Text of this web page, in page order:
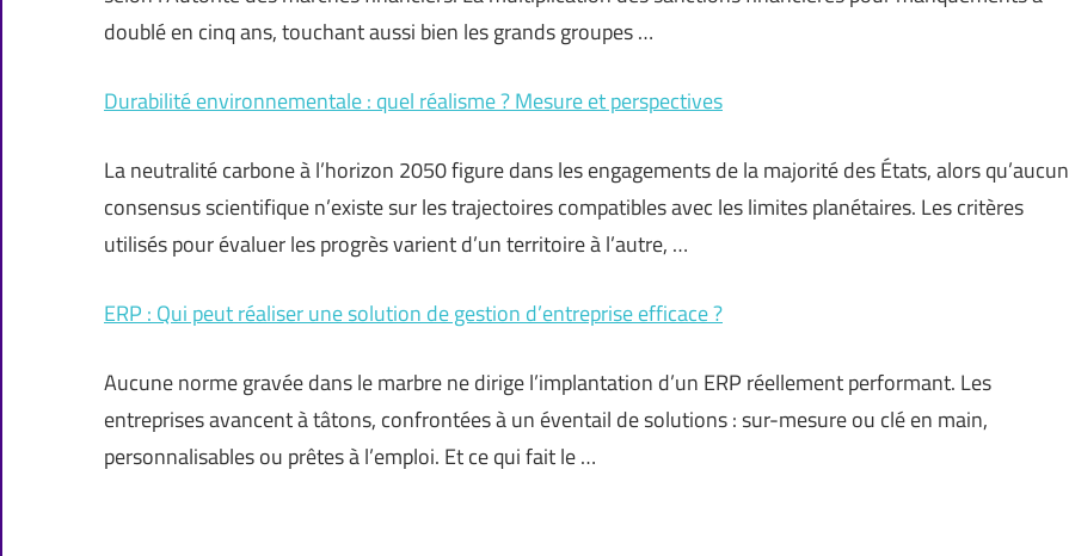
doublé en cinq ans, touchant aussi bien les grands groupes …
Durabilité environnementale : quel réalisme ? Mesure et perspectives
La neutralité carbone à l’horizon 2050 figure dans les engagements de la majorité des États, alors qu’aucun
consensus scientifique n’existe sur les trajectoires compatibles avec les limites planétaires. Les critères
utilisés pour évaluer les progrès varient d’un territoire à l’autre, …
ERP : Qui peut réaliser une solution de gestion d’entreprise efficace ?
Aucune norme gravée dans le marbre ne dirige l’implantation d’un ERP réellement performant. Les
entreprises avancent à tâtons, confrontées à un éventail de solutions : sur-mesure ou clé en main,
personnalisables ou prêtes à l’emploi. Et ce qui fait le …